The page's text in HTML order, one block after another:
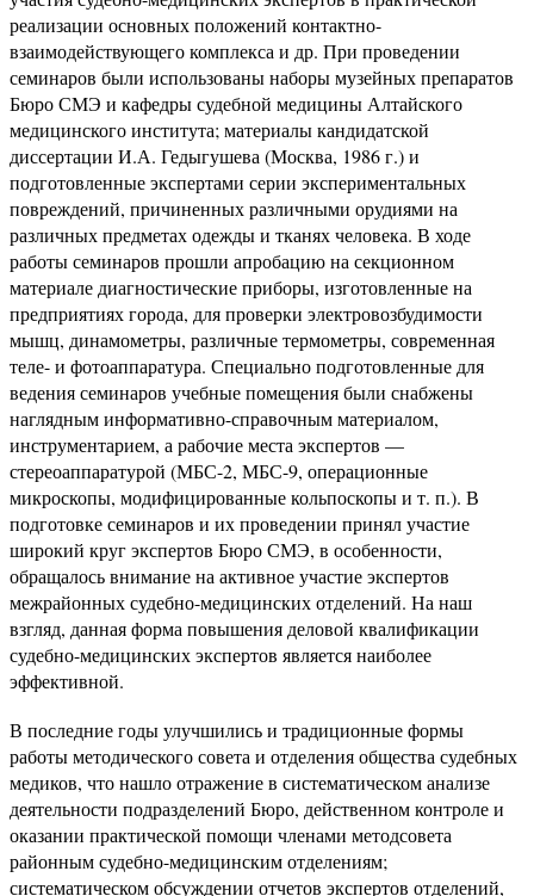
реализации основных положений контактно-
взаимодействующего комплекса и др. При проведении
семинаров были использованы наборы музейных препаратов
Бюро СМЭ и кафедры судебной медицины Алтайского
медицинского института; материалы кандидатской
диссертации И.А. Гедыгушева (Москва, 1986 г.) и
подготовленные экспертами серии экспериментальных
повреждений, причиненных различными орудиями на
различных предметах одежды и тканях человека. В ходе
работы семинаров прошли апробацию на секционном
материале диагностические приборы, изготовленные на
предприятиях города, для проверки электровозбудимости
мышц, динамометры, различные термометры, современная
теле- и фотоаппаратура. Специально подготовленные для
ведения семинаров учебные помещения были снабжены
наглядным информативно-справочным материалом,
инструментарием, а рабочие места экспертов —
стереоаппаратурой (МБС-2, МБС-9, операционные
микроскопы, модифицированные кольпоскопы и т. п.). В
подготовке семинаров и их проведении принял участие
широкий круг экспертов Бюро СМЭ, в особенности,
обращалось внимание на активное участие экспертов
межрайонных судебно-медицинских отделений. На наш
взгляд, данная форма повышения деловой квалификации
судебно-медицинских экспертов является наиболее
эффективной.
В последние годы улучшились и традиционные формы
работы методического совета и отделения общества судебных
медиков, что нашло отражение в систематическом анализе
деятельности подразделений Бюро, действенном контроле и
оказании практической помощи членами методсовета
районным судебно-медицинским отделениям;
систематическом обсуждении отчетов экспертов отделений,